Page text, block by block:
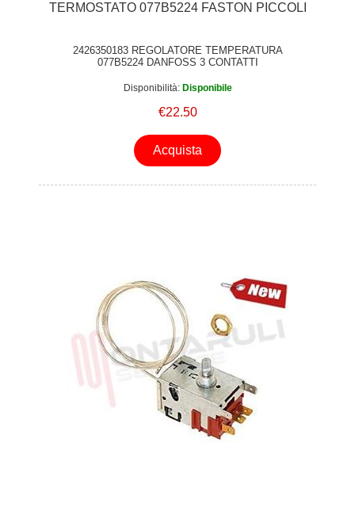
TERMOSTATO 077B5224 FASTON PICCOLI
2426350183 REGOLATORE TEMPERATURA
077B5224 DANFOSS 3 CONTATTI
Disponibilità: Disponibile
€22.50
Acquista